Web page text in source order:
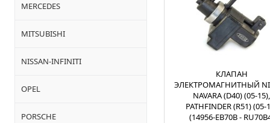
MERCEDES
MITSUBISHI
NISSAN-INFINITI
OPEL
PORSCHE
КЛАПАН
ЭЛЕКТРОМАГНИТНЫЙ
NAVARA (D40) (05-15),
PATHFINDER (R51) (05-
(14956-EB70B -